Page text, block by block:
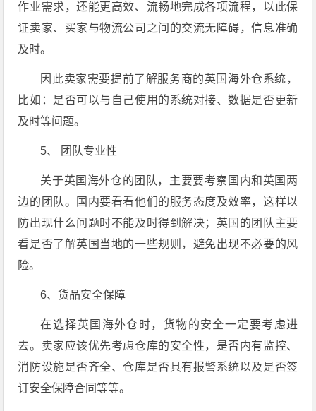
作业需求，还能更高效、流畅地完成各项流程，以此保
证卖家、买家与物流公司之间的交流无障碍，信息准确
及时。
因此卖家需要提前了解服务商的英国海外仓系统，
比如：是否可以与自己使用的系统对接、数据是否更新
及时等问题。
5、 团队专业性
关于英国海外仓的团队，主要要考察国内和英国两
边的团队。国内要看看他们的服务态度及效率，这样以
防出现什么问题时不能及时得到解决；英国的团队主要
看是否了解英国当地的一些规则，避免出现不必要的风
险。
6、货品安全保障
在选择英国海外仓时，货物的安全一定要考虑进
去。卖家应该优先考虑仓库的安全性，是否内有监控、
消防设施是否齐全、仓库是否具有报警系统以及是否签
订安全保障合同等等。